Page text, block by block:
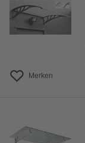
Merken